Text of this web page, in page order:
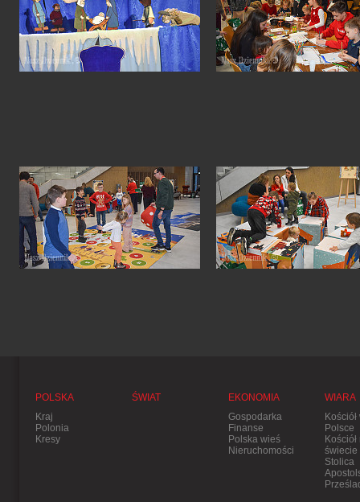
POLSKA
Kraj
Polonia
Kresy
ŚWIAT
EKONOMIA
Gospodarka
Finanse
Polska wieś
Nieruchomości
WIARA
Kościół
Polsce
Kościół
świecie
Stolica